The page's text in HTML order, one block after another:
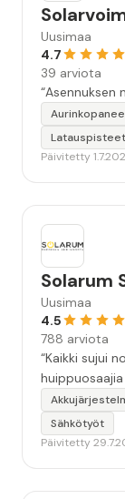
Uusimaa
4.7
39 arviota
Päivitetty
Solarum
Uusimaa
4.5
788 arviota
“Kaikki sujui
huippuosaajia
Sähkötyöt
Päivitetty